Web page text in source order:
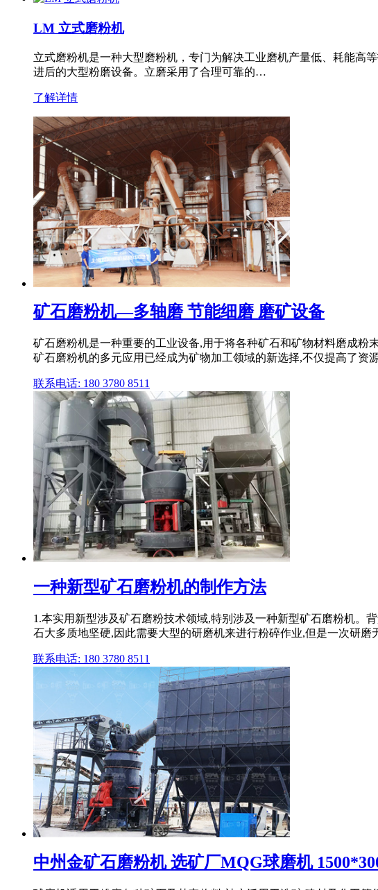
LM 立式磨粉机
立式磨粉机是一种大型磨粉机，专门为解决工业磨机产量低、耗能高
进后的大型粉磨设备。立磨采用了合理可靠的…
了解详情
矿石磨粉机—多轴磨 节能细磨 磨矿设备
矿石磨粉机是一种重要的工业设备,用于将各种矿石和矿物材料磨成
矿石磨粉机的多元应用已经成为矿物加工领域的新选择,不仅提高了资
联系电话: 180 3780 8511
一种新型矿石磨粉机的制作方法
1.本实用新型涉及矿石磨粉技术领域,特别涉及一种新型矿石磨粉机。
石大多质地坚硬,因此需要大型的研磨机来进行粉碎作业,但是一次研磨
联系电话: 180 3780 8511
中州金矿石磨粉机 选矿厂MQG球磨机